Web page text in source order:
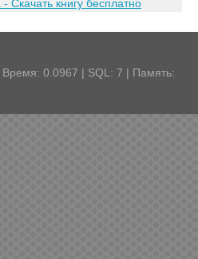
книгу бесплатно
Время: 0.0967 | SQL: 7 | Память: